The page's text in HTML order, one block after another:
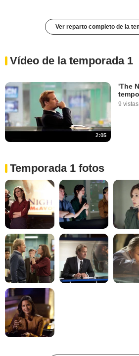
Ver reparto completo de la
Vídeo de la temporada 1
2:05
'The
9 vistas
Temporada 1 fotos